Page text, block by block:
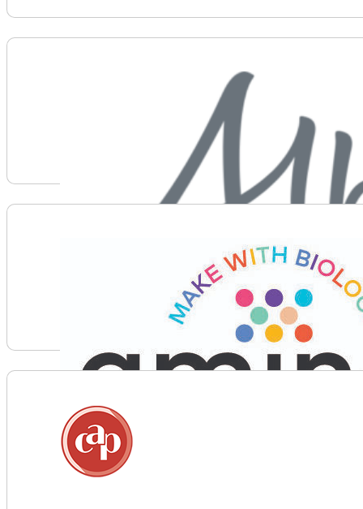
Voir plus d'informations sur Alberta Forestry
Voir plus d'informations sur Amino Labs – Bring